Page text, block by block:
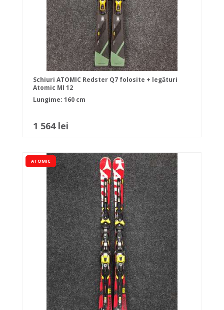
Schiuri ATOMIC Redster Q7 folosite + legături
Atomic MI 12
Lungime: 160 cm
1 564 lei
ATOMIC